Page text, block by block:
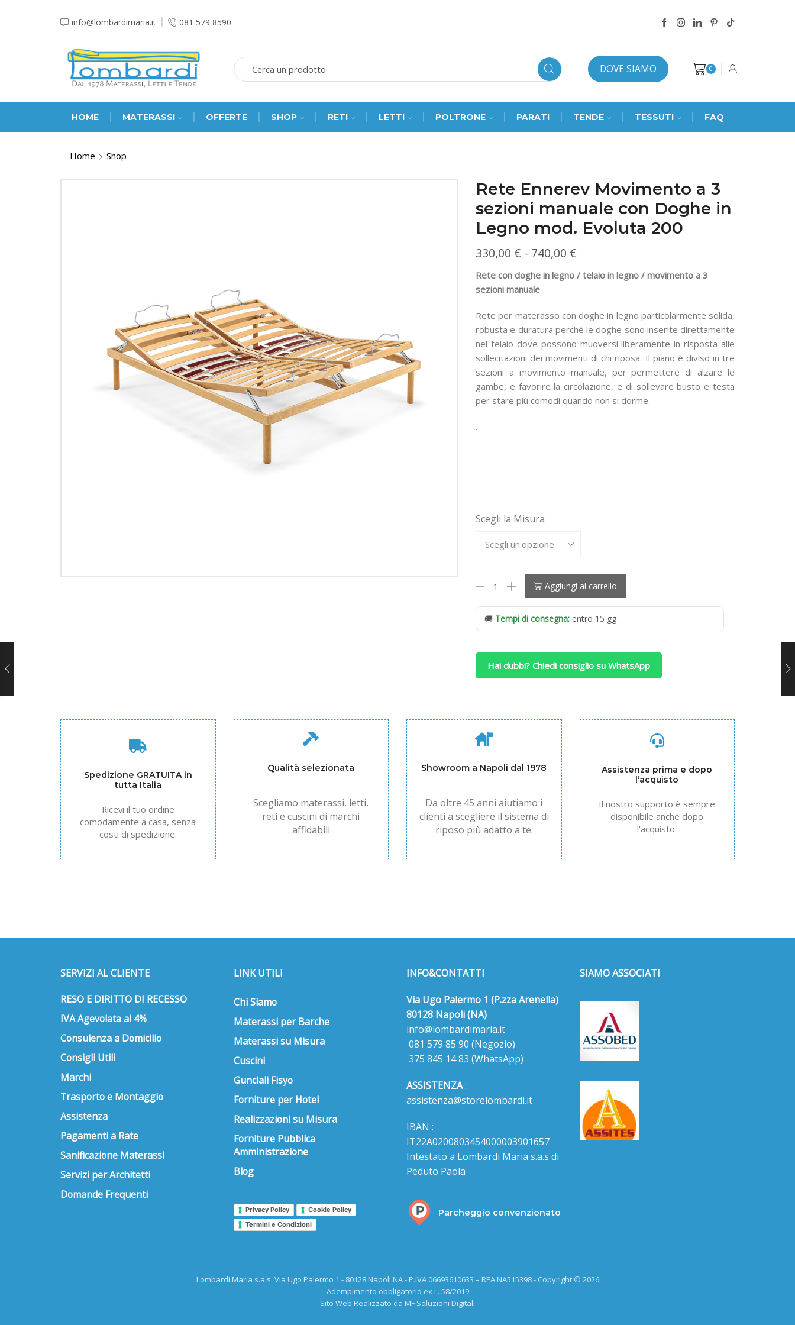
info@lombardimaria.it 081 579 8590
DOVE SIAMO 0
HOME MATERASSI OFFERTE SHOP RETI LETTI POLTRONE PARATI TENDE TESSUTI FAQ
Home Shop
Rete Ennerev Movimento a 3
sezioni manuale con Doghe in
Legno mod. Evoluta 200
330,00 € - 740,00 €
di
330,00 €
a
740,00 €
Rete con doghe in legno / telaio in legno / movimento a 3
sezioni manuale
Rete per materasso con doghe in legno particolarmente solida,
robusta e duratura perché le doghe sono inserite direttamente
nel telaio dove possono muoversi liberamente in risposta alle
sollecitazioni dei movimenti di chi riposa. Il piano è diviso in tre
sezioni a movimento manuale, per permettere di alzare le
gambe, e favorire la circolazione, e di sollevare busto e testa
per stare più comodi quando non si dorme.
.
Scegli la Misura
Ennerev
Movimento
3
manuale
con
Doghe
mod.
Evoluta
200
Aggiungi al carrello
🚚 Tempi di consegna: entro 15 gg
Hai dubbi? Chiedi consiglio su WhatsApp
Spedizione GRATUITA in
tutta Italia
Ricevi il tuo ordine
comodamente a casa, senza
costi di spedizione.
Qualità selezionata
Scegliamo materassi, letti,
reti e cuscini di marchi
affidabili
Showroom a Napoli dal 1978
Da oltre 45 anni aiutiamo i
clienti a scegliere il sistema di
riposo più adatto a te.
Assistenza prima e dopo
l’acquisto
Il nostro supporto è sempre
disponibile anche dopo
l’acquisto.
SERVIZI AL CLIENTE
RESO E DIRITTO DI RECESSO
IVA Agevolata al 4%
Consulenza a Domicilio
Consigli Utili
Marchi
Trasporto e Montaggio
Assistenza
Pagamenti a Rate
Sanificazione Materassi
Servizi per Architetti
Domande Frequenti
LINK UTILI
Chi Siamo
Materassi per Barche
Materassi su Misura
Cuscini
Gunciali Fisyo
Forniture per Hotel
Realizzazioni su Misura
Forniture Pubblica
Amministrazione
Blog
Privacy Policy
Cookie Policy
Termini e Condizioni
INFO&CONTATTI
Via Ugo Palermo 1 (P.zza Arenella)
80128 Napoli (NA)
info@lombardimaria.it
081 579 85 90 (Negozio)
375 845 14 83 (WhatsApp)
ASSISTENZA:
assistenza@storelombardi.it
IBAN :
IT22A0200803454000003901657
Intestato a Lombardi Maria s.a.s di
Peduto Paola
Parcheggio convenzionato
SIAMO ASSOCIATI
Lombardi Maria s.a.s. Via Ugo Palermo 1 - 80128 Napoli NA - P.IVA 06693610633 – REA NA515398 - Copyright © 2026
Adempimento obbligatorio ex L. 58/2019
Sito Web Realizzato da MF Soluzioni Digitali